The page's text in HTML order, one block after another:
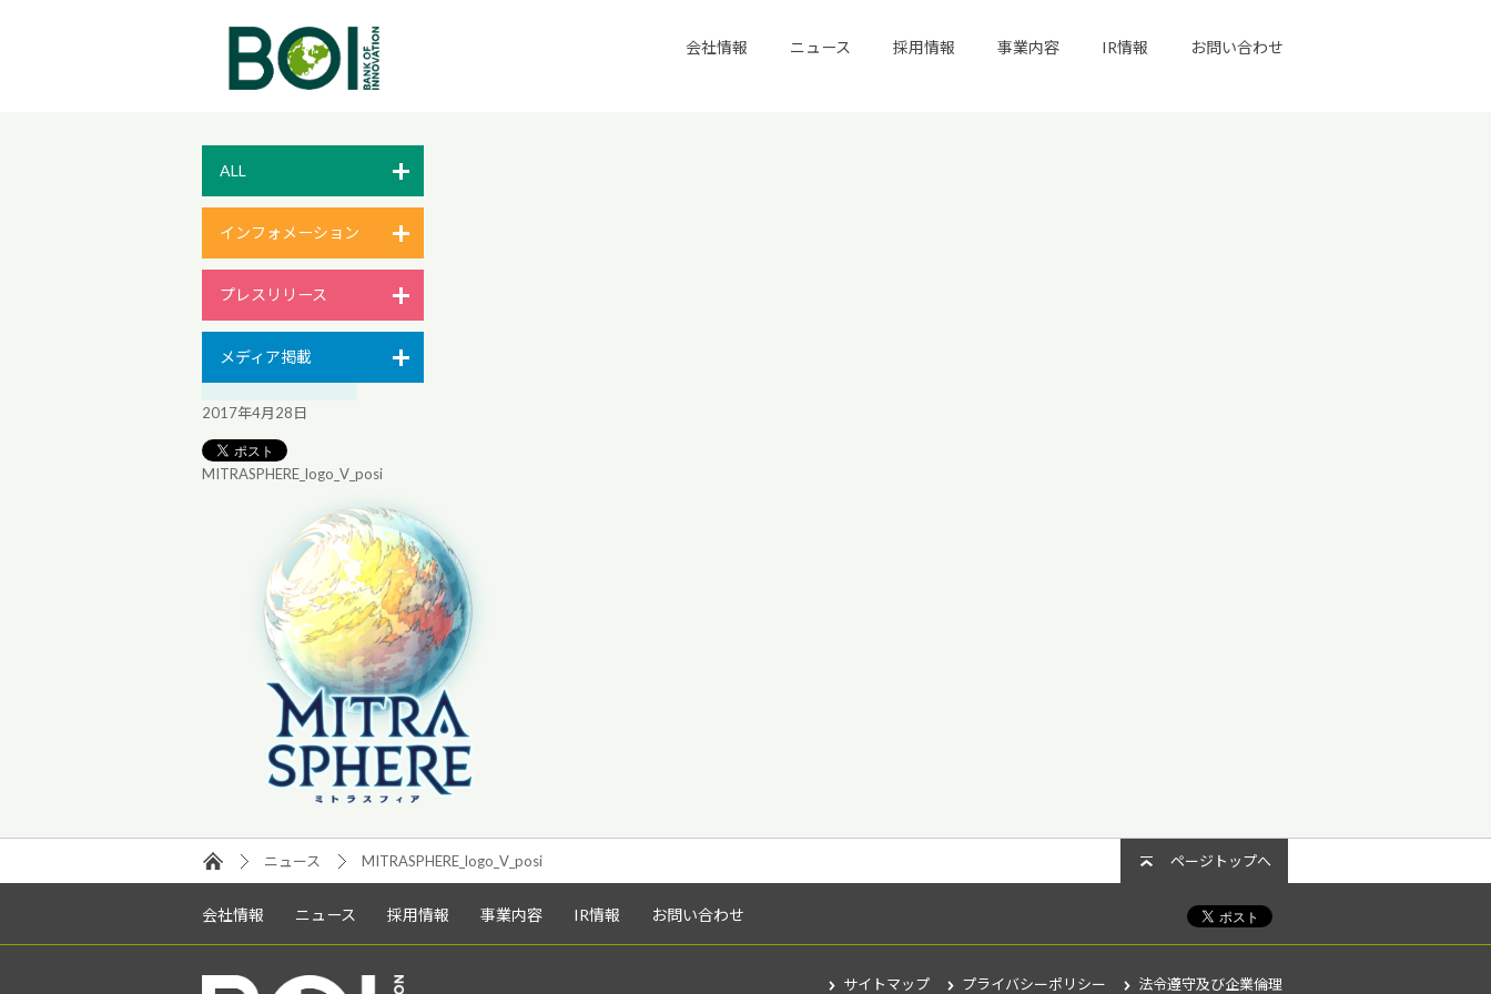
会社情報 ニュース 採用情報 事業内容 IR情報 お問い合わせ
ALL
インフォメーション
プレスリリース
メディア掲載
2017年4月28日
MITRASPHERE_logo_V_posi
ニュース MITRASPHERE_logo_V_posi ページトップへ
会社情報 ニュース 採用情報 事業内容 IR情報 お問い合わせ
サイトマップ プライバシーポリシー 法令遵守及び企業倫理